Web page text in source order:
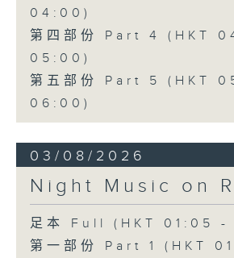
04:00)
第四部份 Part 4 (HKT
05:00)
第五部份 Part 5 (HKT
06:00)
03/08/2026
Night Music on
足本 Full (HKT 01:05 -
第一部份 Part 1 (HKT